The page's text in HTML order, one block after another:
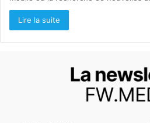
Lire la suite